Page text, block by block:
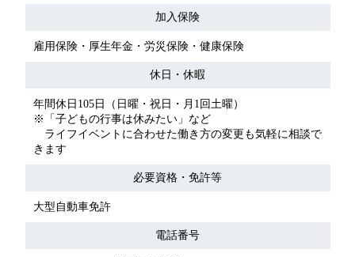
加入保険
雇用保険・厚生年金・労災保険・健康保険
休日・休暇
年間休日105日（日曜・祝日・月1回土曜）
※「子どもの行事は休みたい」など
ライフイベントに合わせた働き方の変更も気軽に相談で
きます
必要資格・免許等
大型自動車免許
電話番号